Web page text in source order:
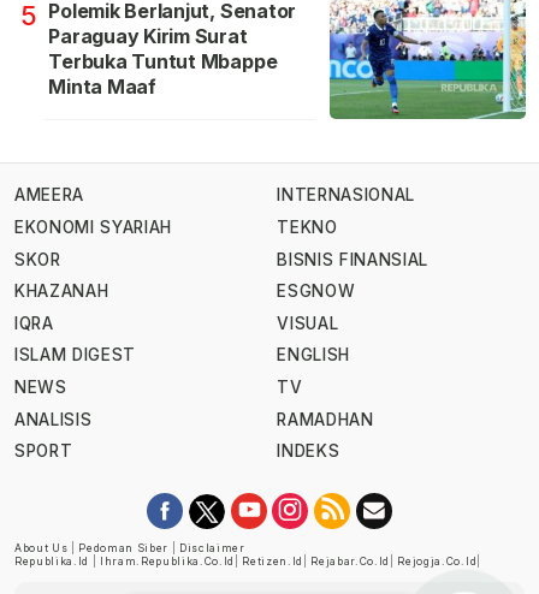
5 Polemik Berlanjut, Senator
Paraguay Kirim Surat
Terbuka Tuntut Mbappe
Minta Maaf
AMEERA
EKONOMI SYARIAH
SKOR
KHAZANAH
IQRA
ISLAM DIGEST
NEWS
ANALISIS
SPORT
INTERNASIONAL
TEKNO
BISNIS FINANSIAL
ESGNOW
VISUAL
ENGLISH
TV
RAMADHAN
INDEKS
About Us Pedoman Siber
Disclaimer
Republika.id
Ihram.republika.co.id Retizen.id Rejabar.co.id Rejogja.co.id